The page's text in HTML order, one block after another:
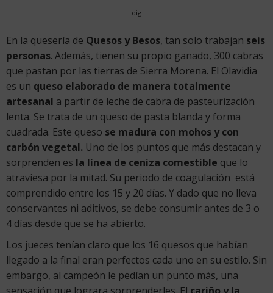
dig
En la quesería de Quesos y Besos, tan solo trabajan seis
personas. Además, tienen su propio ganado, 300 cabras
que pastan por las tierras de Sierra Morena. El Olavidia
es un queso elaborado de manera totalmente
artesanal a partir de leche de cabra de pasteurización
lenta. Se trata de un queso de pasta blanda y forma
cuadrada. Este queso se madura con mohos y con
carbón vegetal. Uno de los puntos que más destacan y
sorprenden es la línea de ceniza comestible que lo
atraviesa por la mitad. Su periodo de coagulación está
comprendido entre los 15 y 20 días. Y dado que no lleva
conservantes ni aditivos, se debe consumir antes de 3 o
4 días desde que se ha abierto.
Los jueces tenían claro que los 16 quesos que habían
llegado a la final eran perfectos cada uno en su estilo. Sin
embargo, al campeón le pedían un punto más, una